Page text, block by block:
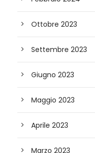
Ottobre 2023
Settembre 2023
Giugno 2023
Maggio 2023
Aprile 2023
Marzo 2023